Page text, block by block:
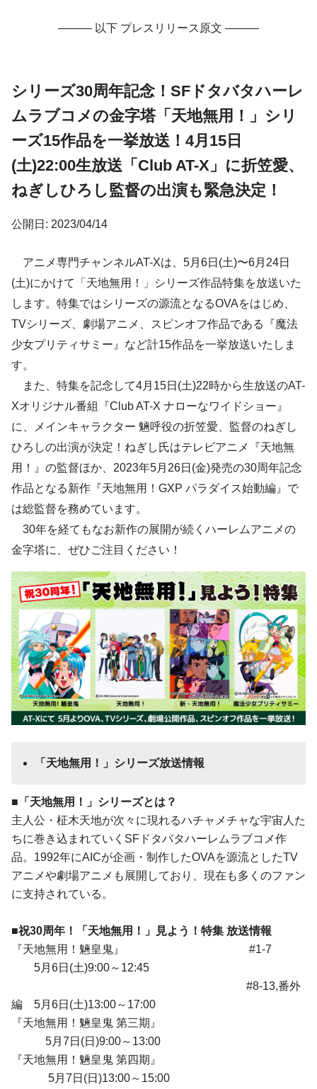
——— 以下 プレスリリース原文 ———
シリーズ30周年記念！SFドタバタハーレ
ムラブコメの金字塔「天地無用！」シリ
ーズ15作品を一挙放送！4月15日
(土)22:00生放送「Club AT-X」に折笠愛、
ねぎしひろし監督の出演も緊急決定！
公開日: 2023/04/14
アニメ専門チャンネルAT-Xは、5月6日(土)〜6月24日
(土)にかけて「天地無用！」シリーズ作品特集を放送いた
します。特集ではシリーズの源流となるOVAをはじめ、
TVシリーズ、劇場アニメ、スピンオフ作品である『魔法
少女プリティサミー』など計15作品を一挙放送いたしま
す。
また、特集を記念して4月15日(土)22時から生放送のAT-
Xオリジナル番組『Club AT-X ナローなワイドショー』
に、メインキャラクター 魎呼役の折笠愛、監督のねぎし
ひろしの出演が決定！ねぎし氏はテレビアニメ『天地無
用！』の監督ほか、2023年5月26日(金)発売の30周年記念
作品となる新作『天地無用！GXP パラダイス始動編』で
は総監督を務めています。
30年を経てもなお新作の展開が続くハーレムアニメの
金字塔に、ぜひご注目ください！
「天地無用！」シリーズ放送情報
■「天地無用！」シリーズとは？
主人公・柾木天地が次々に現れるハチャメチャな宇宙人た
ちに巻き込まれていくSFドタバタハーレムラブコメ作
品。1992年にAICが企画・制作したOVAを源流としたTV
アニメや劇場アニメも展開しており、現在も多くのファン
に支持されている。
■祝30周年！「天地無用！」見よう！特集 放送情報
『天地無用！魎皇鬼』 #1-7
5月6日(土)9:00～12:45
#8-13,番外
編 5月6日(土)13:00～17:00
『天地無用！魎皇鬼 第三期』
5月7日(日)9:00～13:00
『天地無用！魎皇鬼 第四期』
5月7日(日)13:00～15:00